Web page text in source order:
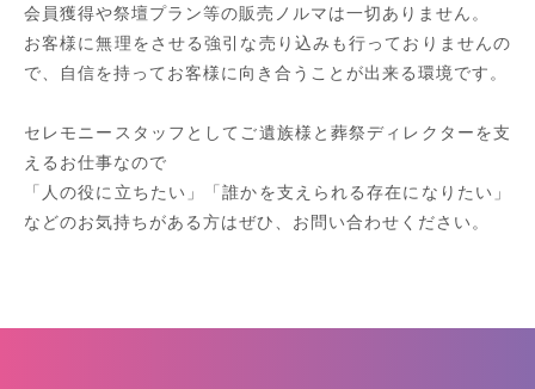
会員獲得や祭壇プラン等の販売ノルマは一切ありません。
お客様に無理をさせる強引な売り込みも行っておりませんの
で、自信を持ってお客様に向き合うことが出来る環境です。
セレモニースタッフとしてご遺族様と葬祭ディレクターを支
えるお仕事なので
「人の役に立ちたい」「誰かを支えられる存在になりたい」
などのお気持ちがある方はぜひ、お問い合わせください。